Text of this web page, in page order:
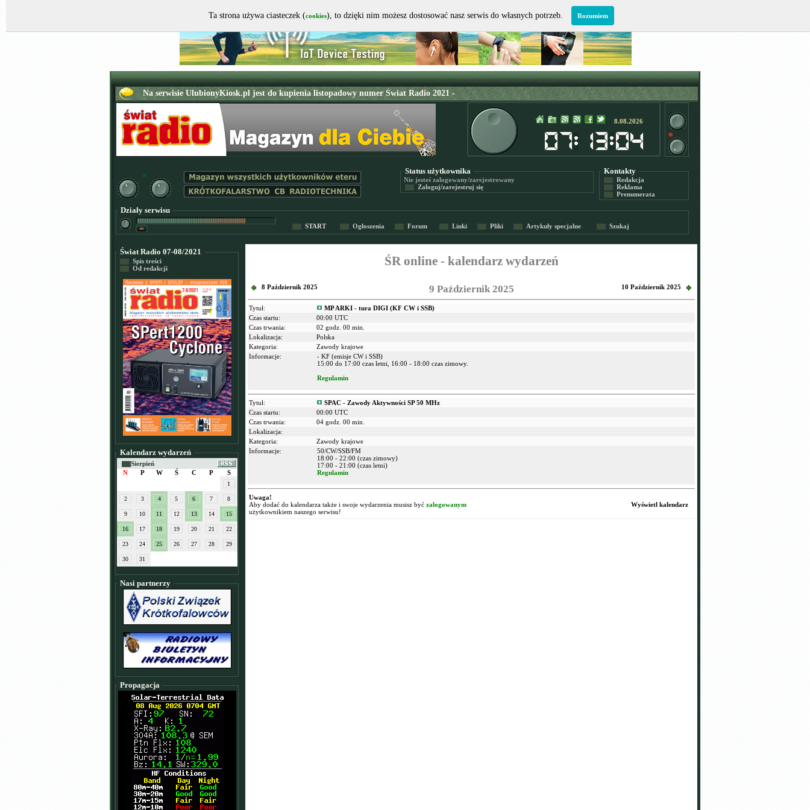
8.08.2026
Status użytkownika
Nie jesteś zalogowany/zarejestrowany
Zaloguj/zarejestruj się
Kontakty
Redakcja
Reklama
Prenumerata
Działy serwisu
START Ogłoszenia Forum Linki Pliki Artykuły specjalne Szukaj
Świat Radio 07-08/2021
Spis treści
Od redakcji
Kalendarz wydarzeń
Sierpień
N
P W Ś C P S
1
2 3 4 5 6 7 8
9 10 11 12 13 14 15
16 17 18 19 20 21 22
23 24 25 26 27 28 29
30 31
Nasi partnerzy
Propagacja
ŚR online - kalendarz wydarzeń
8 Październik 2025 9 Październik 2025 10 Październik 2025
Tytuł:
MP ARKI - tura DIGI (KF CW i SSB)
Czas startu:
00:00 UTC
Czas trwania:
02 godz. 00 min.
Lokalizacja:
Polska
Kategoria:
Zawody krajowe
Informacje:
- KF (emisje CW i SSB)
15:00 do 17:00 czas letni, 16:00 - 18:00 czas zimowy.
Regulamin
Tytuł:
SPAC - Zawody Aktywności SP 50 MHz
Czas startu:
00:00 UTC
Czas trwania:
04 godz. 00 min.
Lokalizacja:
Kategoria:
Zawody krajowe
Informacje:
50/CW/SSB/FM
18:00 - 22:00 (czas zimowy)
17:00 - 21:00 (czas letni)
Regulamin
Uwaga!
Aby dodać do kalendarza także i swoje wydarzenia musisz być zalogowanym
użytkownikiem naszego serwisu!
Wyświetl kalendarz
Ta strona używa ciasteczek (cookies), to dzięki nim możesz dostosować nasz serwis do własnych potrzeb. Rozumiem